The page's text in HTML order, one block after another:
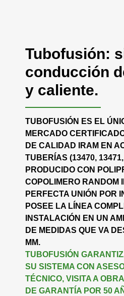
Tubofusión:
conducción
y caliente.
TUBOFUSIÓN ES EL
MERCADO
DE CALIDAD IRAM EN
TUBERÍAS (13470,
PRODUCIDO CON
COPOLIMERO RANDOM
PERFECTA UNIÓN POR
POSEE LA LÍNEA
INSTALACIÓN EN UN
DE MEDIDAS QUE VA
MM.
TUBOFUSIÓN
SU SISTEMA CON
TÉCNICO, VISITA A
DE GARANTÍA POR 50